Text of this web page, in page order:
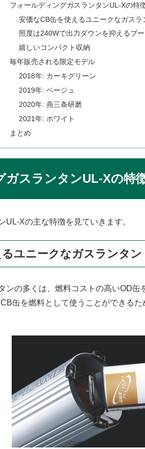
フォールディングガスランタンUL-Xの特
安価なCB缶を使えるユニークなガスラ
照度は240Wで出力ダウンを抑えるブ
嬉しいコンパクト収納
毎年販売される限定モデル
2018年: カーキグリーン
2019年: ベージュ
2020年: 燕三条研磨
2021年: ホワイト
まとめ
ガスランタンUL-Xの特
UL-Xの主な特徴を見ていきます。
ユニークなガスランタン
ンの多くは、燃料コストの高いOD
缶を燃料として使うことができる